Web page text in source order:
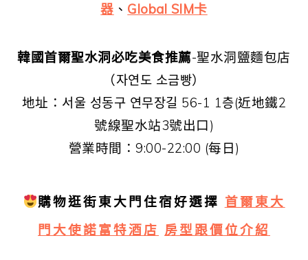
器 、 Global SIM卡
韓國首爾聖水洞必吃美食推薦-聖水洞鹽麵包店
（자연도 소금빵）
地址：서울 성동구 연무장길 56-1 1층(近地鐵2
號線聖水站3號出口)
營業時間：9:00-22:00 (每日)
購物逛街東大門住宿好選擇 首爾東大
門大使諾富特酒店 房型跟價位介紹